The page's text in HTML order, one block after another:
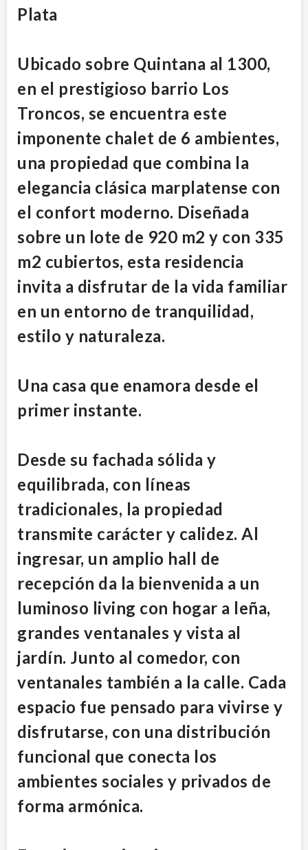
Plata
Ubicado sobre Quintana al 1300,
en el prestigioso barrio Los
Troncos, se encuentra este
imponente chalet de 6 ambientes,
una propiedad que combina la
elegancia clásica marplatense con
el confort moderno. Diseñada
sobre un lote de 920 m2 y con 335
m2 cubiertos, esta residencia
invita a disfrutar de la vida familiar
en un entorno de tranquilidad,
estilo y naturaleza.
Una casa que enamora desde el
primer instante.
Desde su fachada sólida y
equilibrada, con líneas
tradicionales, la propiedad
transmite carácter y calidez. Al
ingresar, un amplio hall de
recepción da la bienvenida a un
luminoso living con hogar a leña,
grandes ventanales y vista al
jardín. Junto al comedor, con
ventanales también a la calle. Cada
espacio fue pensado para vivirse y
disfrutarse, con una distribución
funcional que conecta los
ambientes sociales y privados de
forma armónica.